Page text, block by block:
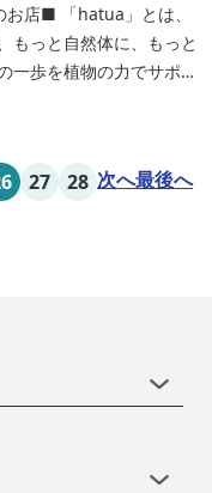
」とは、
もっと自然体に、もっと
一歩を植物の力でサポー
、腸活講座、ワークシ
27 28 次へ最後へ